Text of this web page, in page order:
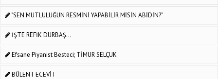
"SEN MUTLULUĞUN RESMİNİ YAPABİLİR MİSİN ABİDİN?"
İŞTE REFİK DURBAŞ...
Efsane Piyanist Besteci; TİMUR SELÇUK
BÜLENT ECEVİT